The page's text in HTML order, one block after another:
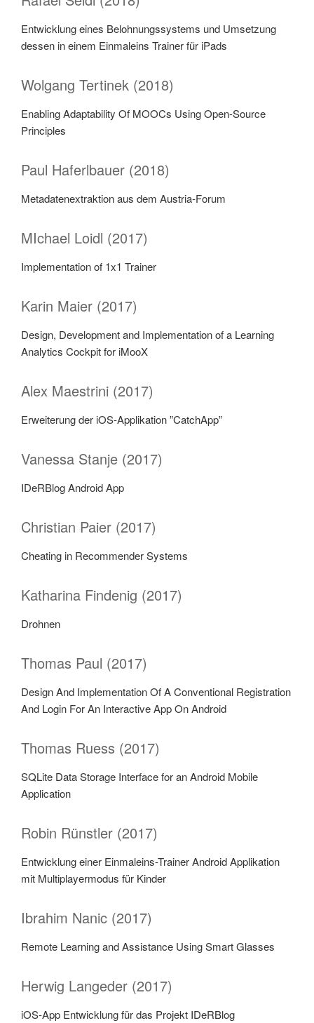
Entwicklung eines Belohnungssystems und Umsetzung
dessen in einem Einmaleins Trainer für iPads
Wolgang Tertinek (2018)
Enabling Adaptability Of MOOCs Using Open-Source
Principles
Paul Haferlbauer (2018)
Metadatenextraktion aus dem Austria-Forum
MIchael Loidl (2017)
Implementation of 1x1 Trainer
Karin Maier (2017)
Design, Development and Implementation of a Learning
Analytics Cockpit for iMooX
Alex Maestrini (2017)
Erweiterung der iOS-Applikation ”CatchApp”
Vanessa Stanje (2017)
IDeRBlog Android App
Christian Paier (2017)
Cheating in Recommender Systems
Katharina Findenig (2017)
Drohnen
Thomas Paul (2017)
Design And Implementation Of A Conventional Registration
And Login For An Interactive App On Android
Thomas Ruess (2017)
SQLite Data Storage Interface for an Android Mobile
Application
Robin Rünstler (2017)
Entwicklung einer Einmaleins-Trainer Android Applikation
mit Multiplayermodus für Kinder
Ibrahim Nanic (2017)
Remote Learning and Assistance Using Smart Glasses
Herwig Langeder (2017)
iOS-App Entwicklung für das Projekt IDeRBlog